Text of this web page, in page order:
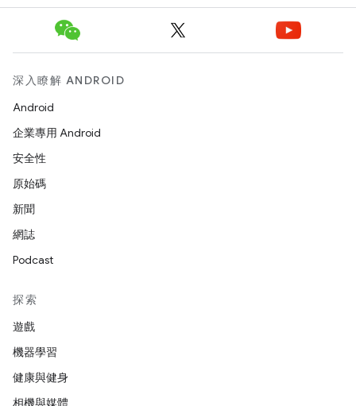
深入瞭解 ANDROID
Android
企業專用 Android
安全性
原始碼
新聞
網誌
Podcast
探索
遊戲
機器學習
健康與健身
相機與媒體